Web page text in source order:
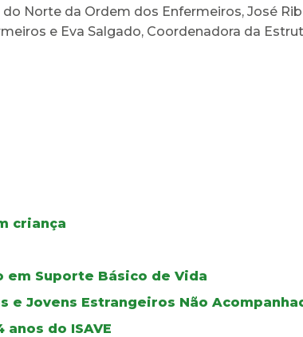
Norte da Ordem dos Enfermeiros, José
e Eva Salgado, Coordenadora da
criança
em Suporte Básico de Vida
e Jovens Estrangeiros Não
do ISAVE